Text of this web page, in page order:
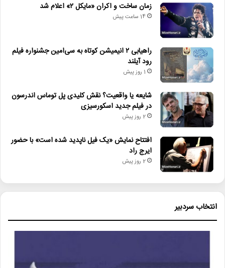
زمان ساخت و اکران «مایکل ۲» اعلام شد
14 ساعت پیش
راهیابی ۲ انیمیشن کوتاه به سی‌امین جشنواره فیلم
رود آیلند
1 روز پیش
شایعه یا واقعیت؟ نقش کلیدی پل توماس اندرسون
در فیلم جدید اسکورسیزی
2 روز پیش
افتتاح نمایش «یک فیل ناپدید شده است» با حضور
ایرج راد
2 روز پیش
انتخاب سردبیر